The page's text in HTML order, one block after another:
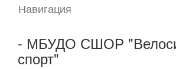
Навигация
- МБУДО СШОР
спорт"